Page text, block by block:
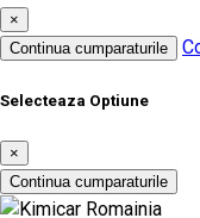
×
Continua cumparaturile
Selecteaza Optiune
×
Continua cumparaturile